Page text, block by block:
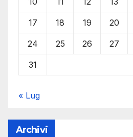
17 18 19 20
24 25 26 27
31
« Lug
Archivi